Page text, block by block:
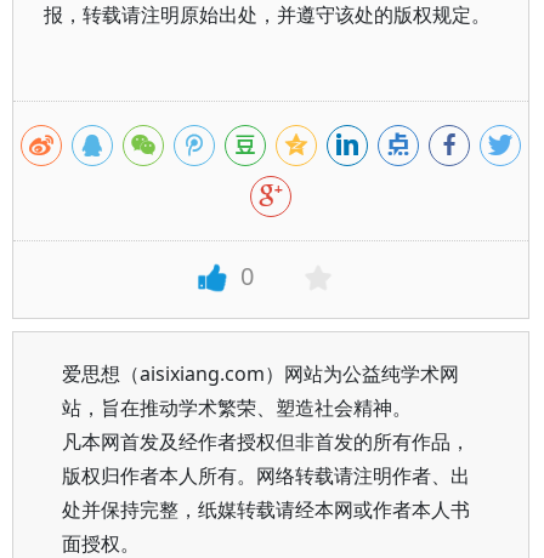
报，转载请注明原始出处，并遵守该处的版权规定。
0
爱思想（aisixiang.com）网站为公益纯学术网
站，旨在推动学术繁荣、塑造社会精神。
凡本网首发及经作者授权但非首发的所有作品，
版权归作者本人所有。网络转载请注明作者、出
处并保持完整，纸媒转载请经本网或作者本人书
面授权。